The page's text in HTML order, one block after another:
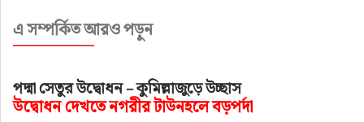
এ সম্পর্কিত আরও পড়ুন
পদ্মা সেতুর উদ্বোধন – কুমিল্লাজুড়ে উচ্ছাস
উদ্বোধন দেখতে নগরীর টাউনহলে বড়পর্দা